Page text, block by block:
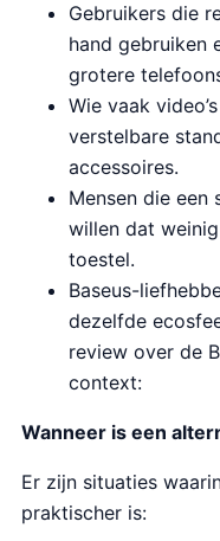
Gebruikers die
hand gebruiken
grotere
Wie vaak
verstelbare
accessoires.
Mensen die een
willen dat
toestel.
Baseus-
dezelfde
review over de
context:
Wanneer is een
Er zijn situaties
praktischer is: